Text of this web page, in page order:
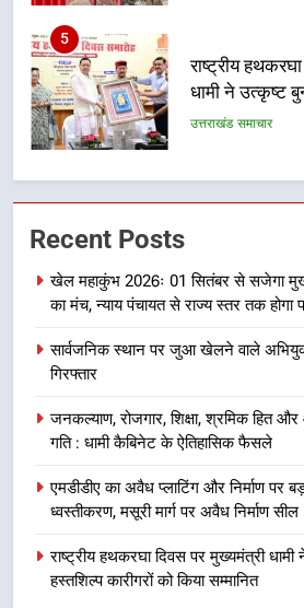
6
उत्तराखंड
फेरबदल, नई
का गठन
उत्तराखंड समाचार
7
भर्ती
उत्तराखंड समाचार
दिल्ली-देहरादून
का डीएम ने किया
गुणवत्तापूर्ण
नहींः डीएम
उत्तराखंड समाचार
खेल महाकुंभ
न्याय पंचायत से
प्रतिभा का प्रदर्शन
उत्तराखंड समाचार
Recent Posts
खेल महाकुंभ 2026ः 01 सितंबर से सजेगा
का मंच, न्याय पंचायत से राज्य स्तर तक होगा
सार्वजनिक स्थान पर जुआ खेलने वाले
गिरफ्तार
जनकल्याण, रोजगार, शिक्षा, श्रमिक हित
गति : धामी कैबिनेट के ऐतिहासिक फैसले
एमडीडीए का अवैध प्लाटिंग और निर्माण पर
ध्वस्तीकरण, मसूरी मार्ग पर अवैध निर्माण सील
राष्ट्रीय हथकरघा दिवस पर मुख्यमंत्री
हस्तशिल्प कारीगरों को किया सम्मानित